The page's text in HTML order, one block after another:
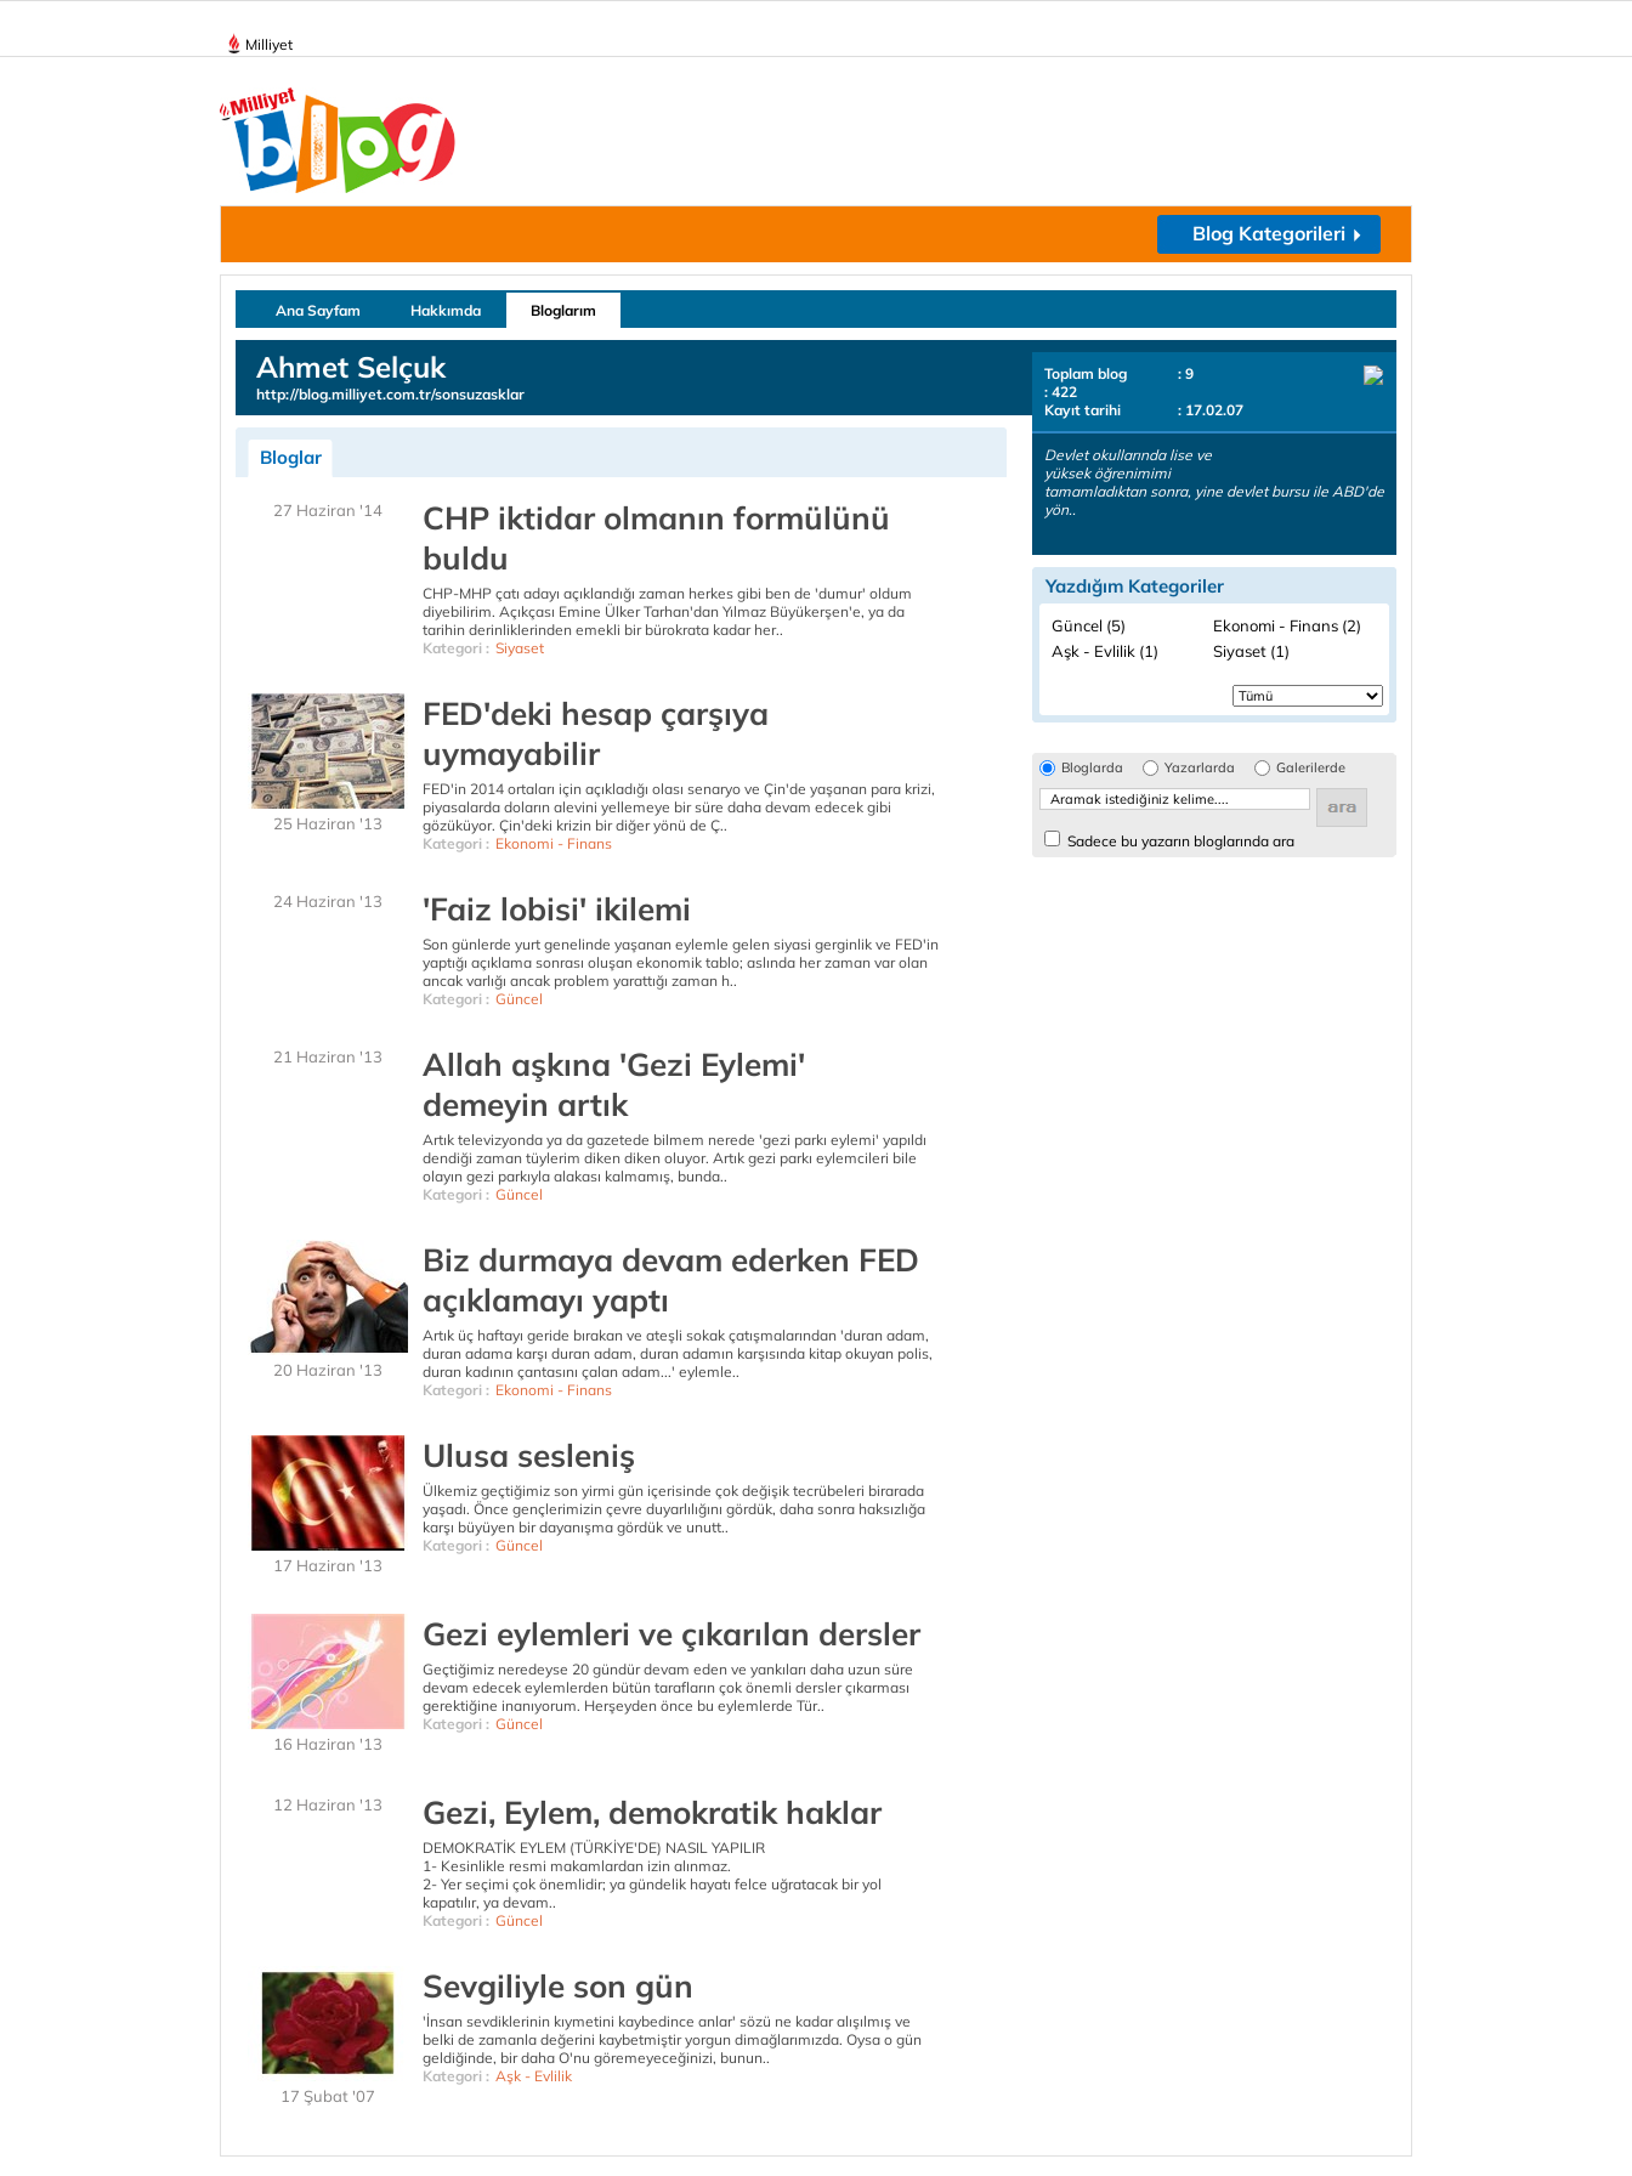
Milliyet
Blog Kategorileri
Ana Sayfam Hakkımda Bloglarım
Ahmet Selçuk
http://blog.milliyet.com.tr/sonsuzasklar
Bloglar
27 Haziran '14
CHP iktidar olmanın formülünü
buldu
CHP-MHP çatı adayı açıklandığı zaman herkes gibi ben de 'dumur' oldum
diyebilirim. Açıkçası Emine Ülker Tarhan'dan Yılmaz Büyükerşen'e, ya da
tarihin derinliklerinden emekli bir bürokrata kadar her..
Kategori : Siyaset
25 Haziran '13
FED'deki hesap çarşıya
uymayabilir
FED'in 2014 ortaları için açıkladığı olası senaryo ve Çin'de yaşanan para krizi,
piyasalarda doların alevini yellemeye bir süre daha devam edecek gibi
gözüküyor. Çin'deki krizin bir diğer yönü de Ç..
Kategori : Ekonomi - Finans
24 Haziran '13 'Faiz lobisi' ikilemi
Son günlerde yurt genelinde yaşanan eylemle gelen siyasi gerginlik ve FED'in
yaptığı açıklama sonrası oluşan ekonomik tablo; aslında her zaman var olan
ancak varlığı ancak problem yarattığı zaman h..
Kategori : Güncel
21 Haziran '13
Allah aşkına 'Gezi Eylemi'
demeyin artık
Artık televizyonda ya da gazetede bilmem nerede 'gezi parkı eylemi' yapıldı
dendiği zaman tüylerim diken diken oluyor. Artık gezi parkı eylemcileri bile
olayın gezi parkıyla alakası kalmamış, bunda..
Kategori : Güncel
20 Haziran '13
Biz durmaya devam ederken FED
açıklamayı yaptı
Artık üç haftayı geride bırakan ve ateşli sokak çatışmalarından 'duran adam,
duran adama karşı duran adam, duran adamın karşısında kitap okuyan polis,
duran kadının çantasını çalan adam...' eylemle..
Kategori : Ekonomi - Finans
17 Haziran '13
Ulusa sesleniş
Ülkemiz geçtiğimiz son yirmi gün içerisinde çok değişik tecrübeleri birarada
yaşadı. Önce gençlerimizin çevre duyarlılığını gördük, daha sonra haksızlığa
karşı büyüyen bir dayanışma gördük ve unutt..
Kategori : Güncel
16 Haziran '13
Gezi eylemleri ve çıkarılan dersler
Geçtiğimiz neredeyse 20 gündür devam eden ve yankıları daha uzun süre
devam edecek eylemlerden bütün tarafların çok önemli dersler çıkarması
gerektiğine inanıyorum. Herşeyden önce bu eylemlerde Tür..
Kategori : Güncel
12 Haziran '13 Gezi, Eylem, demokratik haklar
DEMOKRATİK EYLEM (TÜRKİYE'DE) NASIL YAPILIR
1- Kesinlikle resmi makamlardan izin alınmaz.
2- Yer seçimi çok önemlidir; ya gündelik hayatı felce uğratacak bir yol
kapatılır, ya devam..
Kategori : Güncel
17 Şubat '07
Sevgiliyle son gün
'İnsan sevdiklerinin kıymetini kaybedince anlar' sözü ne kadar alışılmış ve
belki de zamanla değerini kaybetmiştir yorgun dimağlarımızda. Oysa o gün
geldiğinde, bir daha O'nu göremeyeceğinizi, bunun..
Kategori : Aşk - Evlilik
Toplam blog
: 9
: 422
Kayıt tarihi
: 17.02.07
Devlet okullarında lise ve
yüksek öğrenimimi
tamamladıktan sonra, yine devlet bursu ile ABD'de
yön..
Yazdığım Kategoriler
Güncel (5)
Ekonomi - Finans (2)
Aşk - Evlilik (1)
Siyaset (1)
Bloglarda Yazarlarda Galerilerde
Sadece bu yazarın bloglarında ara